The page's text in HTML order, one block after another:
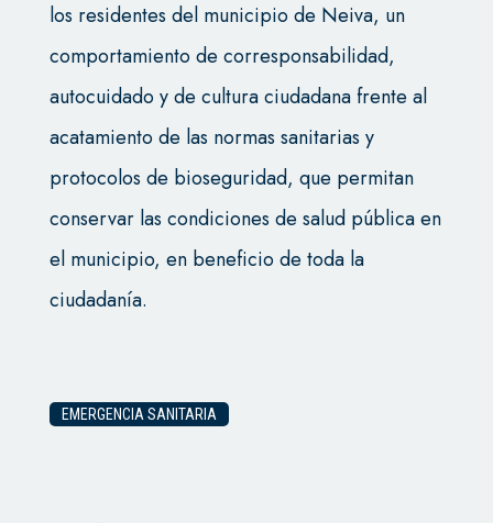
los residentes del municipio de Neiva, un
comportamiento de corresponsabilidad,
autocuidado y de cultura ciudadana frente al
acatamiento de las normas sanitarias y
protocolos de bioseguridad, que permitan
conservar las condiciones de salud pública en
el municipio, en beneficio de toda la
ciudadanía.
EMERGENCIA SANITARIA